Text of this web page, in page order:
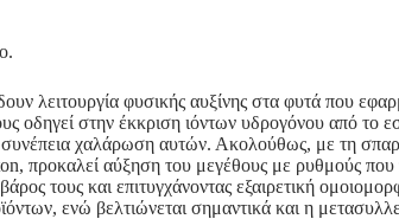
λειτουργία φυσικής αυξίνης στα φυτά που
οδηγεί στην έκκριση ιόντων υδρογόνου από
χαλάρωση αυτών. Ακολούθως, με τη
προκαλεί αύξηση του μεγέθους με ρυθμούς
τους και επιτυγχάνοντας εξαιρετική
ενώ βελτιώνεται σημαντικά και η